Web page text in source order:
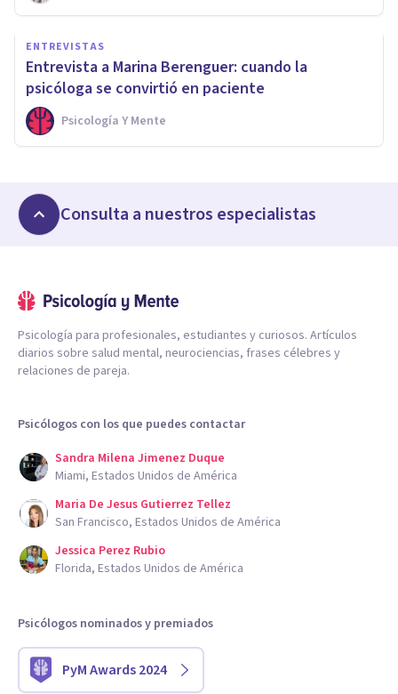
ENTREVISTAS
Entrevista a Marina Berenguer: cuando la
psicóloga se convirtió en paciente
Psicología Y Mente
Consulta a nuestros especialistas
Psicología para profesionales, estudiantes y curiosos. Artículos
diarios sobre salud mental, neurociencias, frases célebres y
relaciones de pareja.
Psicólogos con los que puedes contactar
Sandra Milena Jimenez Duque
Miami, Estados Unidos de América
Maria De Jesus Gutierrez Tellez
San Francisco, Estados Unidos de América
Jessica Perez Rubio
Florida, Estados Unidos de América
Psicólogos nominados y premiados
PyM Awards 2024